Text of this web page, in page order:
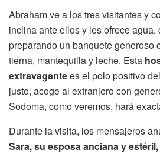
Abraham ve a los tres visitantes y
inclina ante ellos y les ofrece agua,
preparando un banquete generoso
tierna, mantequilla y leche. Esta
extravagantees el polo positivo
justo, acoge al extranjero con
Sodoma, como veremos, hará
Durante la visita, los mensajeros
Sara, su esposa anciana y